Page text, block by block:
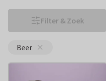
Filter & Zoek
Beer